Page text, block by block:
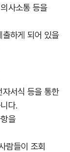
사소통 등을
하게 되어 있을
서식 등을 통한
다.
을
람들이 조회